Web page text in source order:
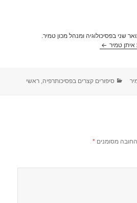
שני בפסיכולוגיה ומנהל מכון טמיר.
טמיר‏
קטגוריות
סיפורים קצרים בפסיכותרפיה,ראשי
מסומנים*